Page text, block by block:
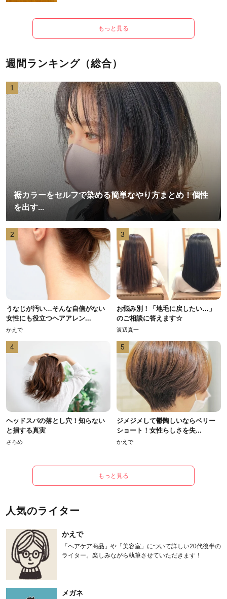
もっと見る
週間ランキング（総合）
1
裾カラーをセルフで染める簡単なやり方まとめ！個性
を出す...
2
うなじが汚い…そんな自信がない
女性にも役立つヘアアレン...
かえで
3
お悩み別！「地毛に戻したい…」
のご相談に答えます☆
渡辺真一
4
ヘッドスパの落とし穴！知らない
と損する真実
さろめ
5
ジメジメして鬱陶しいならベリー
ショート！女性らしさを失...
かえで
もっと見る
人気のライター
かえで
「ヘアケア商品」や「美容室」について詳しい20代後半の
ライター。楽しみながら執筆させていただきます！
メガネ